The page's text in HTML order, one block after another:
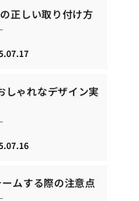
正しい取り付け方
しゃれなデザイン実
ムする際の注意点